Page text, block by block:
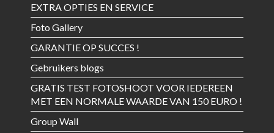
EXTRA OPTIES EN SERVICE
Foto Gallery
GARANTIE OP SUCCES !
Gebruikers blogs
GRATIS TEST FOTOSHOOT VOOR IEDEREEN
MET EEN NORMALE WAARDE VAN 150 EURO !
Group Wall